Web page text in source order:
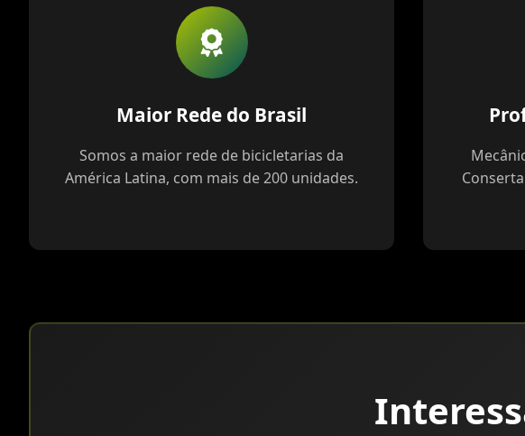
Maior Rede do Brasil
Somos a maior rede de bicicletarias da
América Latina, com mais de 200 unidades.